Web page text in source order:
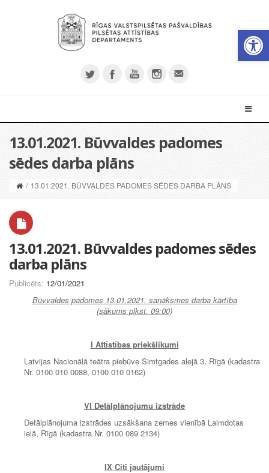
13.01.2021. Būvvaldes padomes
sēdes darba plāns
/ 13.01.2021. BŪVVALDES PADOMES SĒDES DARBA PLĀNS
13.01.2021. Būvvaldes padomes sēdes
darba plāns
Publicēts: 12/01/2021
Būvvaldes padomes 13.01.2021. sanāksmes darba kārtība
(sākums plkst. 09:00)
I Attīstības priekšlikumi
Latvijas Nacionālā teātra piebūve Simtgades alejā 3, Rīgā (kadastra
Nr. 0100 010 0088, 0100 010 0162)
VI Detālplānojumu izstrāde
Detālplānojuma izstrādes uzsākšana zemes vienībā Laimdotas
ielā, Rīgā (kadastra Nr. 0100 089 2134)
IX Citi jautājumi